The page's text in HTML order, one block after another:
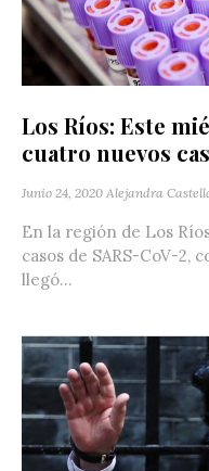
Los Ríos: Este
cuatro nuevos
Junio 24, 2020 Alejandra
En la región de Los
casos de SARS-CoV-2,
llegó...